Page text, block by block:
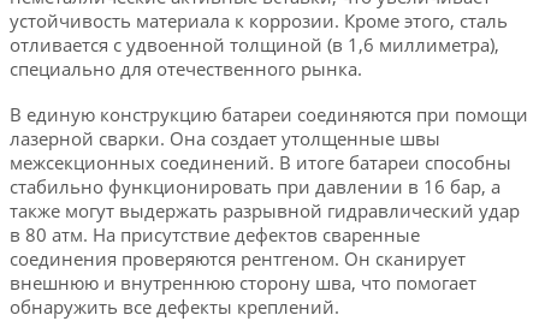
устойчивость материала к коррозии. Кроме этого, сталь
отливается с удвоенной толщиной (в 1,6 миллиметра),
специально для отечественного рынка.
В единую конструкцию батареи соединяются при помощи
лазерной сварки. Она создает утолщенные швы
межсекционных соединений. В итоге батареи способны
стабильно функционировать при давлении в 16 бар, а
также могут выдержать разрывной гидравлический удар
в 80 атм. На присутствие дефектов сваренные
соединения проверяются рентгеном. Он сканирует
внешнюю и внутреннюю сторону шва, что помогает
обнаружить все дефекты креплений.